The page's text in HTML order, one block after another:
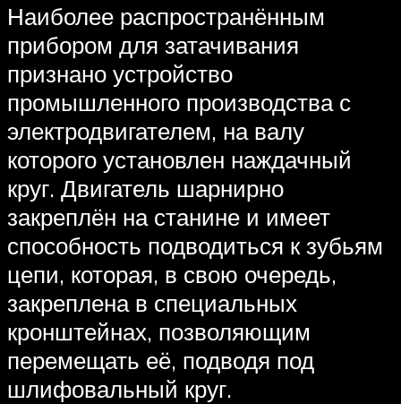
Наиболее распространённым
прибором для затачивания
признано устройство
промышленного производства с
электродвигателем, на валу
которого установлен наждачный
круг. Двигатель шарнирно
закреплён на станине и имеет
способность подводиться к зубьям
цепи, которая, в свою очередь,
закреплена в специальных
кронштейнах, позволяющим
перемещать её, подводя под
шлифовальный круг.